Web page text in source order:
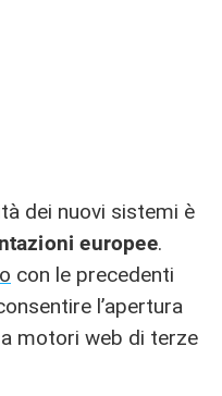
dei nuovi sistemi è
europee.
con le precedenti
l’apertura
motori web di terze